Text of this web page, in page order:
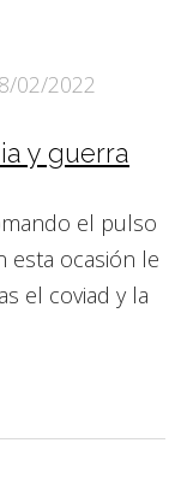
02/2022
y guerra
el pulso
esta ocasión le
el coviad y la